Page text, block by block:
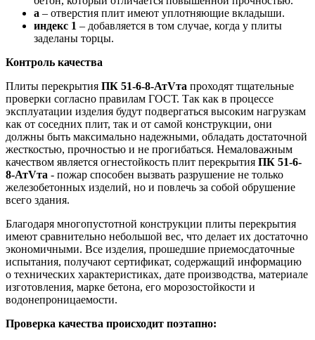
а – отверстия плит имеют уплотняющие вкладыши.
индекс 1 – добавляется в том случае, когда у плиты
заделаны торцы.
Контроль качества
Плиты перекрытия ПК 51-6-8-АтVта проходят тщательные
проверки согласно правилам ГОСТ. Так как в процессе
эксплуатации изделия будут подвергаться высоким нагрузкам
как от соседних плит, так и от самой конструкции, они
должны быть максимально надежными, обладать достаточной
жесткостью, прочностью и не прогибаться. Немаловажным
качеством является огнестойкость плит перекрытия ПК 51-6-
8-АтVта - пожар способен вызвать разрушение не только
железобетонных изделий, но и повлечь за собой обрушение
всего здания.
Благодаря многопустотной конструкции плиты перекрытия
имеют сравнительно небольшой вес, что делает их достаточно
экономичными. Все изделия, прошедшие приемосдаточные
испытания, получают сертификат, содержащий информацию
о технических характеристиках, дате производства, материале
изготовления, марке бетона, его морозостойкости и
водонепроницаемости.
Проверка качества происходит поэтапно: